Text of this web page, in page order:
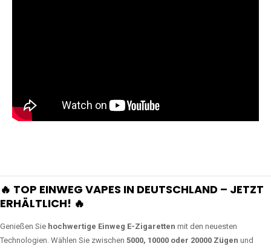
🔥 TOP EINWEG VAPES IN DEUTSCHLAND – JETZT
ERHÄLTLICH! 🔥
Genießen Sie hochwertige Einweg E-Zigaretten mit den neuesten
Technologien. Wählen Sie zwischen 5000, 10000 oder 20000 Zügen und